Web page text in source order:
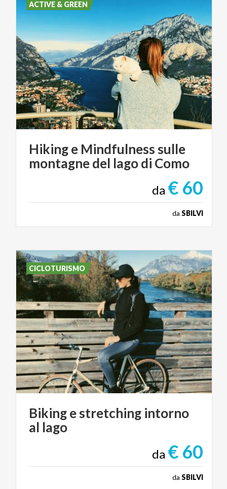
Hikinge Mindfulness sulle
montagnedel lagodi Como
da € 60
da SBILVI
ACTIVE & GREEN
Bikingestretching intorno
al lago
da € 60
da SBILVI
CICLOTURISMO